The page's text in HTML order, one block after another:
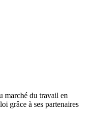
marché du travail en
grâce à ses partenaires